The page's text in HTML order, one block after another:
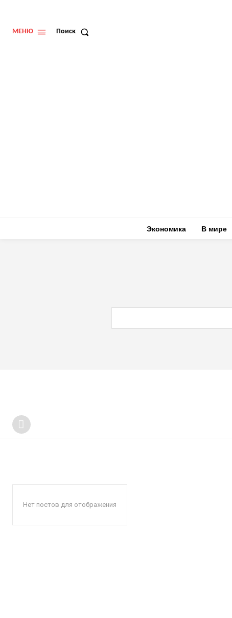
МЕНЮ Поиск
Экономика В мире
Нет постов для отображения